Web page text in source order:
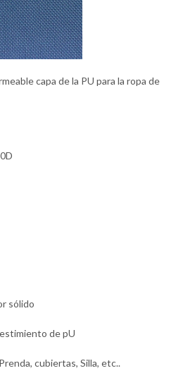
capa de la PU para la ropa de
sólido
de pU
cubiertas, Silla, etc..